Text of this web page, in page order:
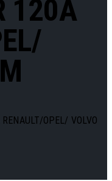
120A
OPEL/ VOLVO